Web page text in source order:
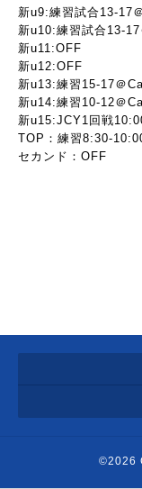
新u9:練習試合13-17
新u10:練習試合13-
新u11:OFF
新u12:OFF
新u13:練習15-17＠
新u14:練習10-12＠
新u15:JCY1回戦
TOP：練習8:30-
セカンド：OFF
©2026